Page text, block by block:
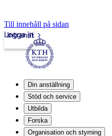
Till innehåll på sidan
Intranät
Logga in
Din anställning
Stöd och service
Utbilda
Forska
Organisation och styrning